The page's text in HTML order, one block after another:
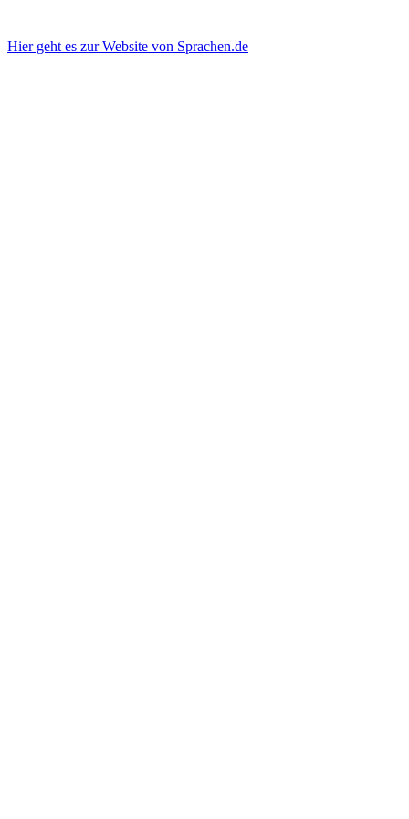
Hier geht es zur Website von Sprachen.de